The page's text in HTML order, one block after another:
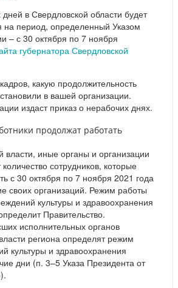
в Свердловской области будет
на период, определенный Указом
– с 30 октября по 7 ноября
губернатора Свердловской
какую продолжительность
в вашей организации.
издаст приказ о нерабочих днях.
продолжат работать
власти, иные органы и организации
сотрудников, которые
с 30 октября по 7 ноября 2021 года
своих организаций. Режим работы
культуры и здравоохранения
Правительство.
исполнительных органов
региона определят режим
культуры и здравоохранения
дни (п. 3–5 Указа Президента от